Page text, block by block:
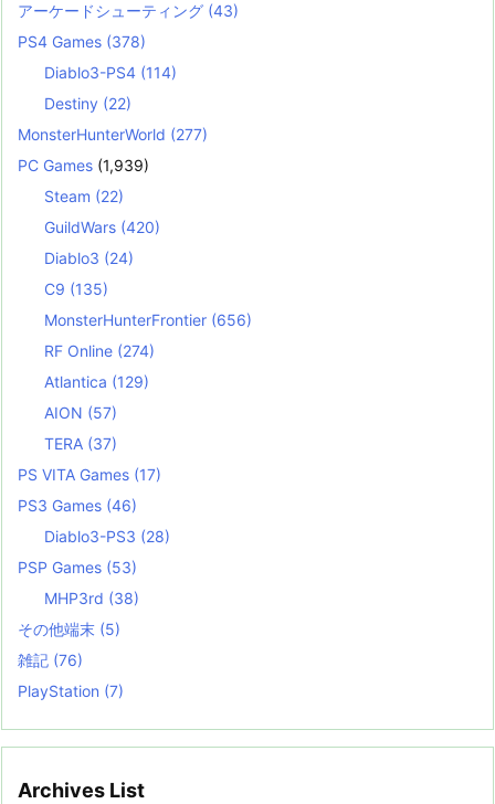
アーケードシューティング (43)
PS4 Games (378)
Diablo3-PS4 (114)
Destiny (22)
MonsterHunterWorld (277)
PC Games (1,939)
Steam (22)
GuildWars (420)
Diablo3 (24)
C9 (135)
MonsterHunterFrontier (656)
RF Online (274)
Atlantica (129)
AION (57)
TERA (37)
PS VITA Games (17)
PS3 Games (46)
Diablo3-PS3 (28)
PSP Games (53)
MHP3rd (38)
その他端末 (5)
雑記 (76)
PlayStation (7)
Archives List